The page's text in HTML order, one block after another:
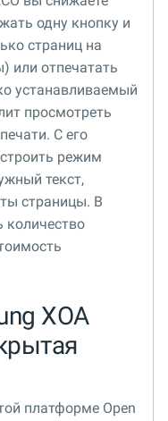
одну кнопку и
страниц на
или отпечатать
устанавливаемый
просмотреть
С его
режим
текст,
страницы. В
количество
XOA
платформе Open